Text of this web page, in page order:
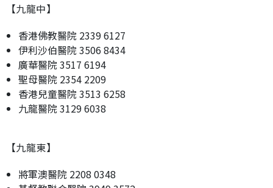
【九龍中】
香港佛教醫院 2339 6127
伊利沙伯醫院 3506 8434
廣華醫院 3517 6194
聖母醫院 2354 2209
香港兒童醫院 3513 6258
九龍醫院 3129 6038
【九龍東】
將軍澳醫院 2208 0348